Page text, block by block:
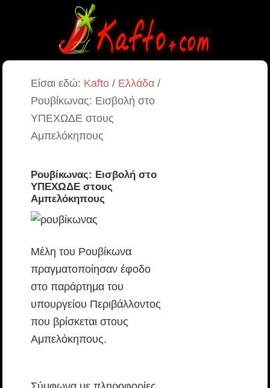
Είσαι εδώ: Kafto/ Ελλάδα/
Ρουβίκωνας: Εισβολή στο
ΥΠΕΧΩΔΕ στους
Αμπελόκηπους
Ρουβίκωνας: Εισβολή στο
ΥΠΕΧΩΔΕ στους
Αμπελόκηπους
Μέλη του Ρουβίκωνα
πραγματοποίησαν έφοδο
στο παράρτημα του
υπουργείου Περιβάλλοντος
που βρίσκεται στους
Αμπελόκηπους.